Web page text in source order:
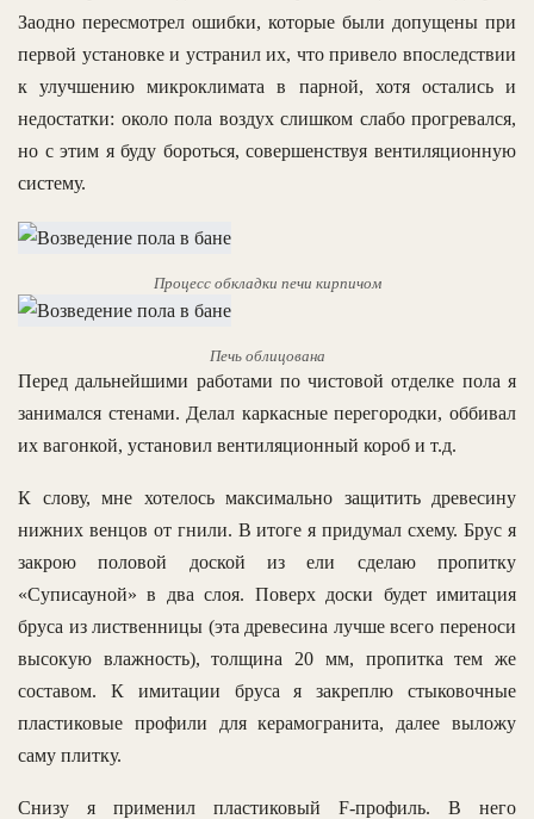
Заодно пересмотрел ошибки, которые были допущены при
первой установке и устранил их, что привело впоследствии
к улучшению микроклимата в парной, хотя остались и
недостатки: около пола воздух слишком слабо прогревался,
но с этим я буду бороться, совершенствуя вентиляционную
систему.
Процесс обкладки печи кирпичом
Печь облицована
Перед дальнейшими работами по чистовой отделке пола я
занимался стенами. Делал каркасные перегородки, оббивал
их вагонкой, установил вентиляционный короб и т.д.
К слову, мне хотелось максимально защитить древесину
нижних венцов от гнили. В итоге я придумал схему. Брус я
закрою половой доской из ели сделаю пропитку
«Суписауной» в два слоя. Поверх доски будет имитация
бруса из лиственницы (эта древесина лучше всего переноси
высокую влажность), толщина 20 мм, пропитка тем же
составом. К имитации бруса я закреплю стыковочные
пластиковые профили для керамогранита, далее выложу
саму плитку.
Снизу я применил пластиковый F-профиль. В него